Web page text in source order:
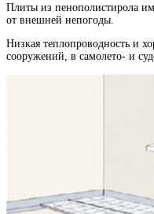
Плиты из пенополистирола
от внешней непогоды.
Низкая теплопроводность и
сооружений, в самолето- и